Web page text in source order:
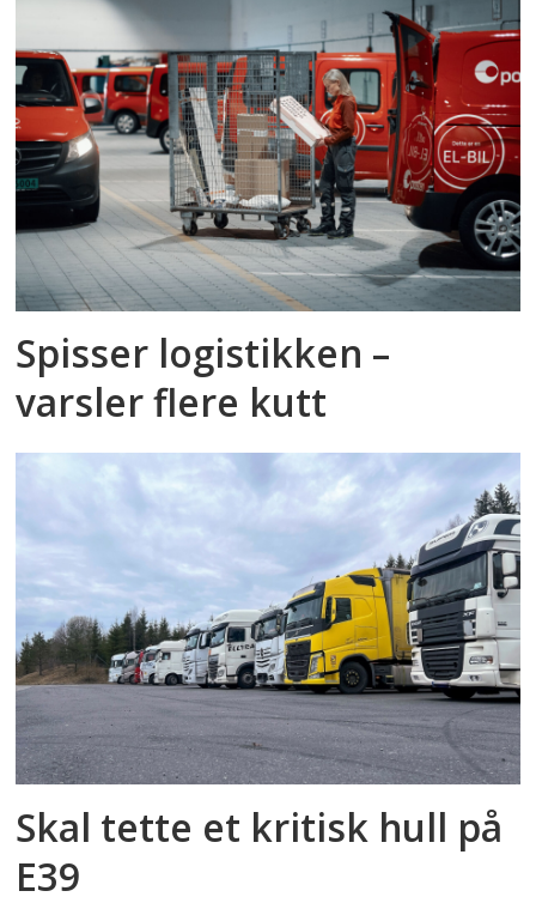
Spisser logistikken –
varsler flere kutt
Skal tette et kritisk hull på
E39